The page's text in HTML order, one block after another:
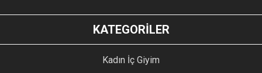
KATEGORİLER
Kadın İç Giyim